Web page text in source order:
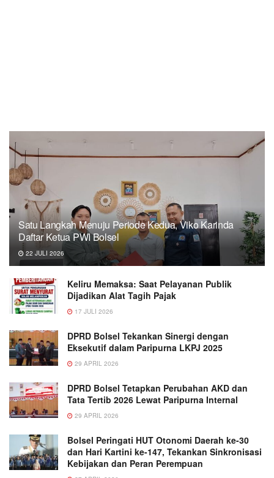
Satu Langkah Menuju Periode Kedua, Viko Karinda
Daftar Ketua PWI Bolsel
22 JULI 2026
Keliru Memaksa: Saat Pelayanan Publik
Dijadikan Alat Tagih Pajak
17 JULI 2026
DPRD Bolsel Tekankan Sinergi dengan
Eksekutif dalam Paripurna LKPJ 2025
29 APRIL 2026
DPRD Bolsel Tetapkan Perubahan AKD dan
Tata Tertib 2026 Lewat Paripurna Internal
29 APRIL 2026
Bolsel Peringati HUT Otonomi Daerah ke-30
dan Hari Kartini ke-147, Tekankan Sinkronisasi
Kebijakan dan Peran Perempuan